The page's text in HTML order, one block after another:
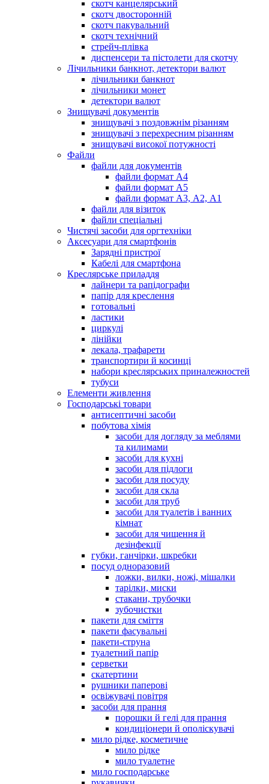
скотч канцелярський
скотч двосторонній
скотч пакувальний
скотч технічний
стрейч-плівка
диспенсери та пістолети для скотчу
Лічильники банкнот, детектори валют
лічильники банкнот
лічильники монет
детектори валют
Знищувачі документів
знищувачі з поздовжнім різанням
знищувачі з перехресним різанням
знищувачі високої потужності
Файли
файли для документів
файли формат А4
файли формат А5
файли формат А3, А2, А1
файли для візиток
файли спеціальні
Чистячі засоби для оргтехніки
Аксесуари для смартфонів
Зарядні пристрої
Кабелі для смартфона
Креслярське приладдя
лайнери та рапідографи
папір для креслення
готовальні
ластики
циркулі
лінійки
лекала, трафарети
транспортири й косинці
набори креслярських приналежностей
тубуси
Елементи живлення
Господарські товари
антисептичні засоби
побутова хімія
засоби для догляду за меблями
та килимами
засоби для кухні
засоби для підлоги
засоби для посуду
засоби для скла
засоби для труб
засоби для туалетів і ванних
кімнат
засоби для чищення й
дезінфекції
губки, ганчірки, шкребки
посуд одноразовий
ложки, вилки, ножі, мішалки
тарілки, миски
стакани, трубочки
зубочистки
пакети для сміття
пакети фасувальні
пакети-струна
туалетний папір
серветки
скатертини
рушники паперові
освіжувачі повітря
засоби для прання
порошки й гелі для прання
кондиціонери й ополіскувачі
мило рідке, косметичне
мило рідке
мило туалетне
мило господарське